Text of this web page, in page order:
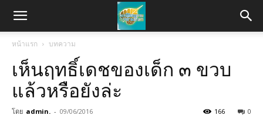
หน้าแรก บทความ
เห็นฤทธิ์เดชของเด็ก ๓ ขวบ
แล้วหรือยังล่ะ
โดย admin. - 09/06/2016 0
166